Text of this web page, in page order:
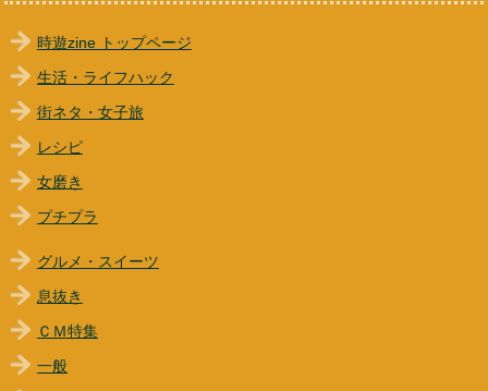
時遊zine トップページ
生活・ライフハック
街ネタ・女子旅
レシピ
女磨き
プチプラ
グルメ・スイーツ
息抜き
ＣＭ特集
一般